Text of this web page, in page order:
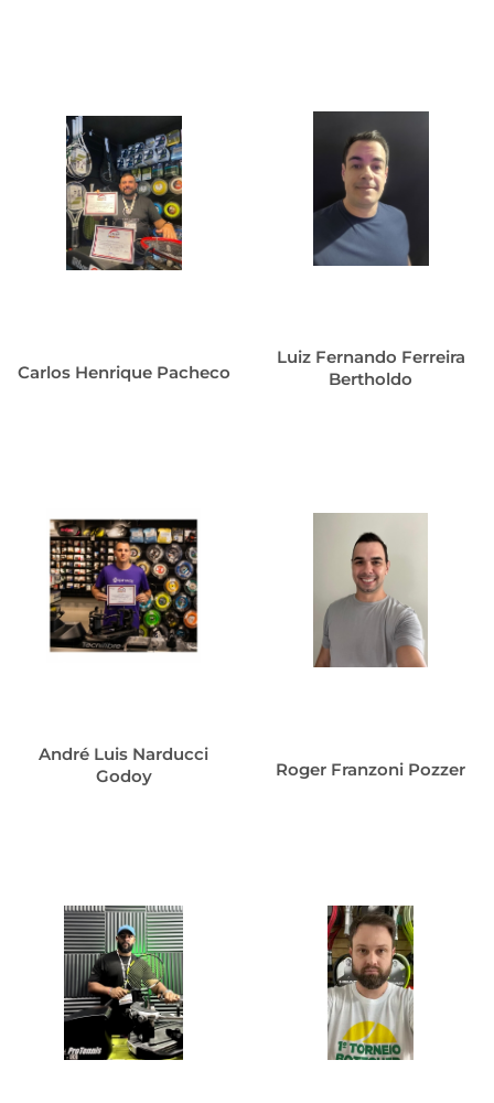
Carlos Henrique Pacheco
Luiz Fernando Ferreira
Bertholdo
André Luis Narducci
Godoy
Roger Franzoni Pozzer